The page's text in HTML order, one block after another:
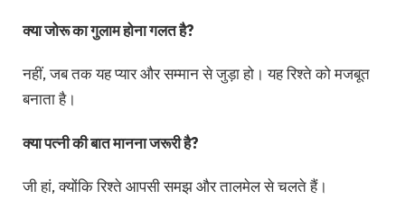
क्या जोरू का गुलाम होना गलत है?
नहीं, जब तक यह प्यार और सम्मान से जुड़ा हो। यह रिश्ते को मजबूत
बनाता है।
क्या पत्नी की बात मानना जरूरी है?
जी हां, क्योंकि रिश्ते आपसी समझ और तालमेल से चलते हैं।